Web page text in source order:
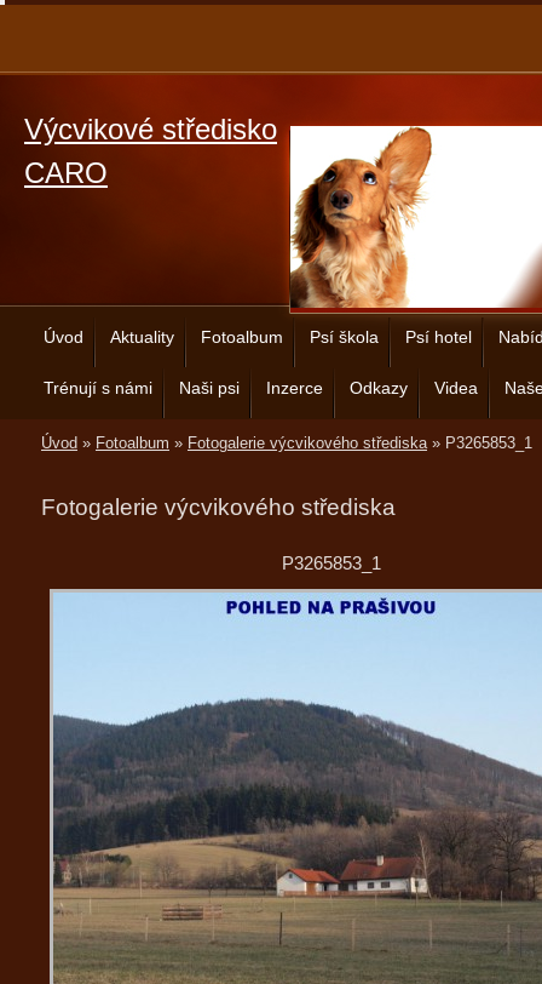
Výcvikové středisko
CARO
Úvod Aktuality Fotoalbum Psí škola Psí hotel
Trénují s námi Naši psi Inzerce Odkazy Videa
Úvod » Fotoalbum » Fotogalerie výcvikového střediska» P3265853_1
Fotogalerie výcvikového střediska
P3265853_1